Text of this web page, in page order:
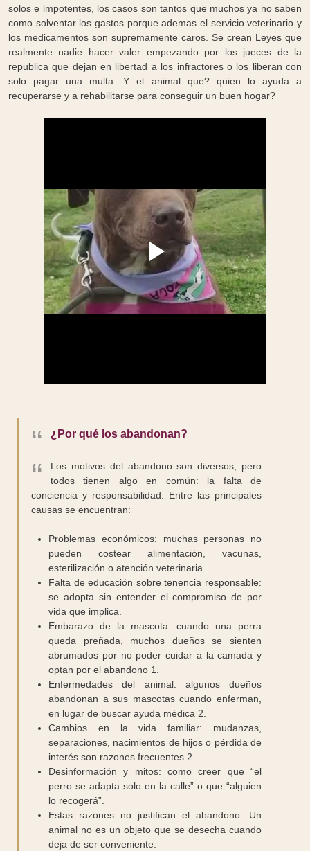
solos e impotentes, los casos son tantos que muchos ya no saben
como solventar los gastos porque ademas el servicio veterinario y
los medicamentos son supremamente caros. Se crean Leyes que
realmente nadie hacer valer empezando por los jueces de la
republica que dejan en libertad a los infractores o los liberan con
solo pagar una multa. Y el animal que? quien lo ayuda a
recuperarse y a rehabilitarse para conseguir un buen hogar?
¿Por qué los abandonan?
Los motivos del abandono son diversos, pero
todos tienen algo en común: la falta de
conciencia y responsabilidad. Entre las principales
causas se encuentran:
Problemas económicos: muchas personas no
pueden costear alimentación, vacunas,
esterilización o atención veterinaria .
Falta de educación sobre tenencia responsable:
se adopta sin entender el compromiso de por
vida que implica.
Embarazo de la mascota: cuando una perra
queda preñada, muchos dueños se sienten
abrumados por no poder cuidar a la camada y
optan por el abandono 1.
Enfermedades del animal: algunos dueños
abandonan a sus mascotas cuando enferman,
en lugar de buscar ayuda médica 2.
Cambios en la vida familiar: mudanzas,
separaciones, nacimientos de hijos o pérdida de
interés son razones frecuentes 2.
Desinformación y mitos: como creer que “el
perro se adapta solo en la calle” o que “alguien
lo recogerá”.
Estas razones no justifican el abandono. Un
animal no es un objeto que se desecha cuando
deja de ser conveniente.